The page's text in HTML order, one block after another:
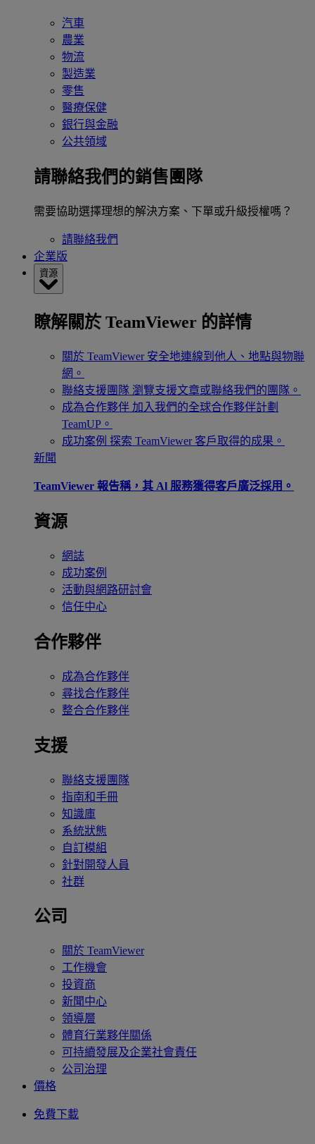
汽車
農業
物流
製造業
零售
醫療保健
銀行與金融
公共領域
請聯絡我們的銷售團隊
需要協助選擇理想的解決方案、下單或升級授權嗎？
請聯絡我們
企業版
資源
瞭解關於 TeamViewer 的詳情
關於 TeamViewer 安全地連線到他人、地點與物聯
網。
聯絡支援團隊 瀏覽支援文章或聯絡我們的團隊。
成為合作夥伴 加入我們的全球合作夥伴計劃
TeamUP。
成功案例 探索 TeamViewer 客戶取得的成果。
新聞
TeamViewer 報告稱，其 Al 服務獲得客戶廣泛採用。
資源
網誌
成功案例
活動與網路研討會
信任中心
合作夥伴
成為合作夥伴
尋找合作夥伴
整合合作夥伴
支援
聯絡支援團隊
指南和手冊
知識庫
系統狀態
自訂模組
針對開發人員
社群
公司
關於 TeamViewer
工作機會
投資商
新聞中心
領導層
體育行業夥伴關係
可持續發展及企業社會責任
公司治理
價格
免費下載